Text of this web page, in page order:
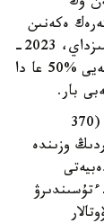
ەكەنىن
جەتكىزدى. جوعارىداعى كورسەتكىشتەن بايقاعانىمىزداي، 2023-
جىلعا دەيىن بولىنگەن گرانتتاردىڭ يگەرىلۋ دەڭگەيى %50 عا دا
بار.
«ورتا ءبىلىم بەرەتىن مەكتەپتەر تەك وزبەكستاندا (370
ولاردىڭ وزىندە